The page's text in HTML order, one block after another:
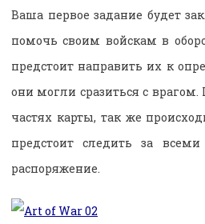
Ваша первое задание будет
помочь своим войскам в
предстоит направить их к
они могли сразиться с
частях карты, так же
предстоит следить за
распоряжение.